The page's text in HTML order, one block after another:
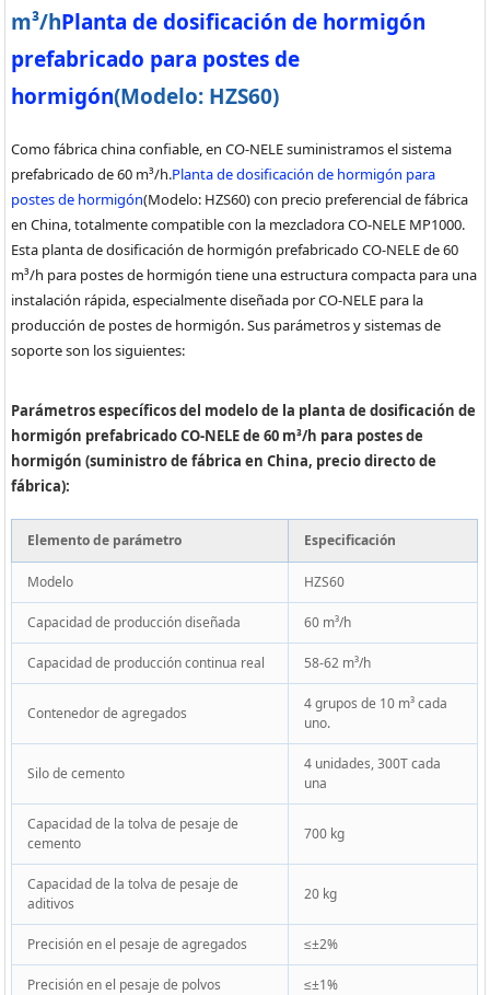
m³/hPlanta de dosificación de hormigón
prefabricado para postes de
hormigón(Modelo: HZS60)
Como fábrica china confiable, en CO-NELE suministramos el sistema
prefabricado de 60 m³/h.Planta de dosificación de hormigón para
postes de hormigón(Modelo: HZS60) con precio preferencial de fábrica
en China, totalmente compatible con la mezcladora CO-NELE MP1000.
Esta planta de dosificación de hormigón prefabricado CO-NELE de 60
m³/h para postes de hormigón tiene una estructura compacta para una
instalación rápida, especialmente diseñada por CO-NELE para la
producción de postes de hormigón. Sus parámetros y sistemas de
soporte son los siguientes:
Parámetros específicos del modelo de la planta de dosificación de
hormigón prefabricado CO-NELE de 60 m³/h para postes de
hormigón (suministro de fábrica en China, precio directo de
fábrica):
Elemento de parámetro Especificación
Modelo HZS60
Capacidad de producción diseñada 60 m³/h
Capacidad de producción continua real 58-62 m³/h
Contenedor de agregados
4 grupos de 10 m³ cada
uno.
Silo de cemento
4 unidades, 300T cada
una
Capacidad de la tolva de pesaje de
cemento
700 kg
Capacidad de la tolva de pesaje de
aditivos
20 kg
Precisión en el pesaje de agregados ≤±2%
Precisión en el pesaje de polvos ≤±1%